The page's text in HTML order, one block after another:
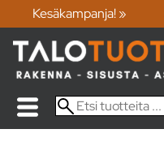
Kesäkampanja! »